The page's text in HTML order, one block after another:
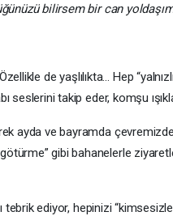
bilirsem bir can
de yaşlılıkta… Hep
seslerini takip eder, komşu
ve bayramda çevremizde
gibi bahanelerle
ediyor, hepinizi